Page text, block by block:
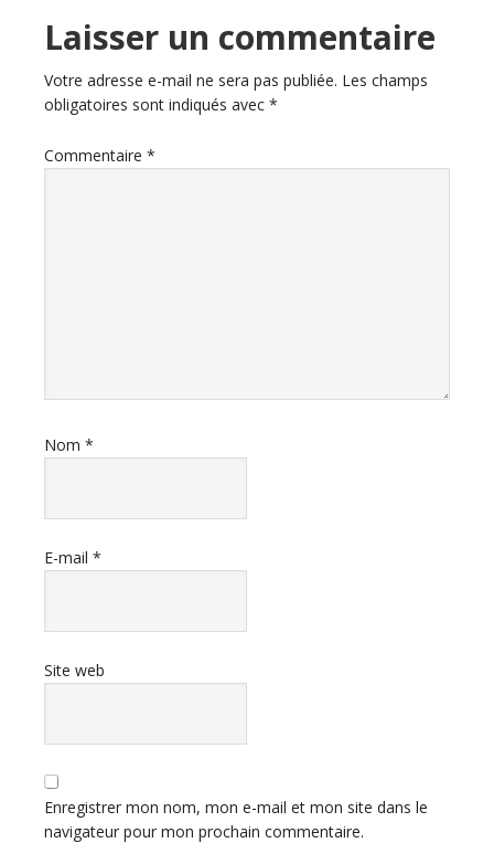
Laisser un commentaire
Votre adresse e-mail ne sera pas publiée. Les champs
obligatoires sont indiqués avec *
Commentaire *
Nom *
E-mail *
Site web
Enregistrer mon nom, mon e-mail et mon site dans le
navigateur pour mon prochain commentaire.